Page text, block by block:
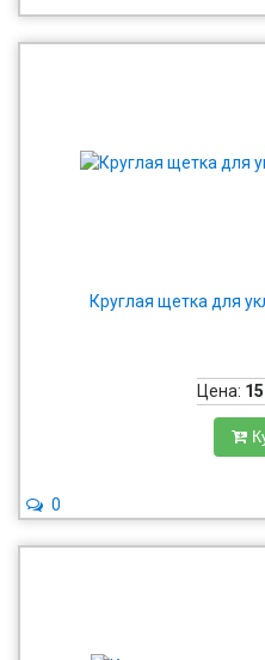
Круглая щетка для
Цена:
0